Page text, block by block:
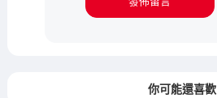
你可能還喜歡